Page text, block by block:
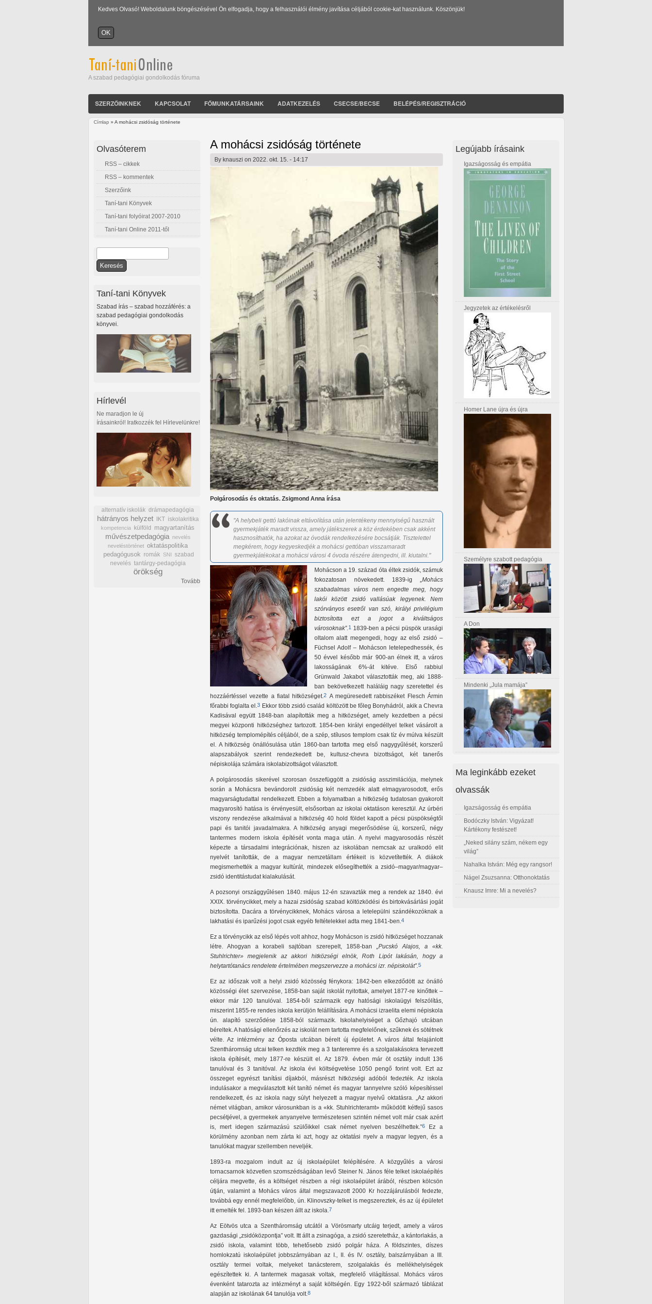
Kedves Olvasó! Weboldalunk böngészésével Ön elfogadja, hogy a felhasználói élmény javítása céljából cookie-kat használunk. Köszönjük!
A szabad pedagógiai gondolkodás fóruma
SZERZŐINKNEK KAPCSOLAT FŐMUNKATÁRSAINK ADATKEZELÉS CSECSE/BECSE BELÉPÉS/REGISZTRÁCIÓ
Címlap » A mohácsi zsidóság története
A mohácsi zsidóság története
By knauszi on 2022. okt. 15. - 14:17
Polgárosodás és oktatás. Zsigmond Anna írása
"A helybeli gettó lakóinak eltávolítása után jelentékeny mennyiségű használt
gyermekjáték maradt vissza, amely játékszerek a köz érdekében csak akként
hasznosíthatók, ha azokat az óvodák rendelkezésére bocsátják. Tisztelettel
megkérem, hogy kegyeskedjék a mohácsi gettóban visszamaradt
gyermekjátékokat a mohácsi városi 4 óvoda részére átengedni, ill. kiutalni."
Mohácson a 19. század óta éltek zsidók, számuk
fokozatosan növekedett. 1839-ig „Mohács
szabadalmas város nem engedte meg, hogy
lakói között zsidó vallásúak legyenek. Nem
szórványos esetről van szó, királyi privilégium
biztosította ezt a jogot a kiváltságos
városoknak”.1 1839-ben a pécsi püspök urasági
oltalom alatt megengedi, hogy az első zsidó –
Füchsel Adolf – Mohácson letelepedhessék, és
50 évvel később már 900-an élnek itt, a város
lakosságának 6%-át kitéve. Első rabbiul
Grünwald Jakabot választották meg, aki 1888-
ban bekövetkezett haláláig nagy szeretettel és
hozzáértéssel vezette a fiatal hitközséget.2 A megüresedett rabbiszéket Flesch Ármin
főrabbi foglalta el.3 Ekkor több zsidó család költözött be főleg Bonyhádról, akik a Chevra
Kadisával együtt 1848-ban alapították meg a hitközséget, amely kezdetben a pécsi
megyei központi hitközséghez tartozott. 1854-ben királyi engedéllyel telket vásárolt a
hitközség templomépítés céljából, de a szép, stílusos templom csak tíz év múlva készült
el. A hitközség önállósulása után 1860-ban tartotta meg első nagygyűlését, korszerű
alapszabályok szerint rendezkedett be, kultusz-chevra bizottságot, két tanerős
népiskolája számára iskolabizottságot választott.
A polgárosodás sikerével szorosan összefüggött a zsidóság asszimilációja, melynek
során a Mohácsra bevándorolt zsidóság két nemzedék alatt elmagyarosodott, erős
magyarságtudattal rendelkezett. Ebben a folyamatban a hitközség tudatosan gyakorolt
magyarosító hatása is érvényesült, elsősorban az iskolai oktatáson keresztül. Az úrbéri
viszony rendezése alkalmával a hitközség 40 hold földet kapott a pécsi püspökségtől
papi és tanitói javadalmakra. A hitközség anyagi megerősödése új, korszerű, négy
tantermes modern iskola építését vonta maga után. A nyelvi magyarosodás részét
képezte a társadalmi integrációnak, hiszen az iskolában nemcsak az uralkodó elit
nyelvét tanították, de a magyar nemzetállam értékeit is közvetítették. A diákok
megismerhették a magyar kultúrát, mindezek elősegíthették a zsidó–magyar/magyar–
zsidó identitástudat kialakulását.
A pozsonyi országgyűlésen 1840. május 12-én szavazták meg a rendek az 1840. évi
XXIX. törvénycikket, mely a hazai zsidóság szabad költözködési és birtokvásárlási jogát
biztosította. Dacára a törvénycikknek, Mohács városa a letelepülni szándékozóknak a
lakhatási és iparűzési jogot csak egyéb feltételekkel adta meg 1841-ben.4
Ez a törvénycikk az első lépés volt ahhoz, hogy Mohácson is zsidó hitközséget hozzanak
létre. Ahogyan a korabeli sajtóban szerepelt, 1858-ban „Pucskó Alajos, a «kk.
Stuhlrichter» megjelenik az akkori hitközségi elnök, Roth Lipót lakásán, hogy a
helytartótanács rendelete értelmében megszervezze a mohácsi izr. népiskolát”.5
Ez az időszak volt a helyi zsidó közösség fénykora: 1842-ben elkezdődött az önálló
közösségi élet szervezése, 1858-ban saját iskolát nyitottak, amelyet 1877-re kinőttek –
ekkor már 120 tanulóval. 1854-ből származik egy hatósági iskolaügyi felszólítás,
miszerint 1855-re rendes iskola kerüljön felállítására. A mohácsi izraelita elemi népiskola
ún. alapító szerződése 1858-ból származik. Iskolahelyiséget a Gőzhajó utcában
béreltek. A hatósági ellenőrzés az iskolát nem tartotta megfelelőnek, szűknek és sötétnek
vélte. Az intézmény az Óposta utcában bérelt új épületet. A város által felajánlott
Szentháromság utcai telken kezdték meg a 3 tanteremre és a szolgalakásokra tervezett
iskola építését, mely 1877-re készült el. Az 1879. évben már öt osztály indult 136
tanulóval és 3 tanitóval. Az iskola évi költségvetése 1050 pengő forint volt. Ezt az
összeget egyrészt tanítási díjakból, másrészt hitközségi adóból fedezték. Az iskola
indulásakor a megválasztott két tanító német és magyar tannyelvre szóló képesítéssel
rendelkezett, és az iskola nagy súlyt helyezett a magyar nyelvű oktatásra. „Az akkori
német világban, amikor városunkban is a «kk. Stuhlrichteramt» működött kétfejű sasos
pecsétjével, a gyermekek anyanyelve természetesen szintén német volt már csak azért
is, mert idegen származású szülőikkel csak német nyelven beszélhettek.”6Ez a
körülmény azonban nem zárta ki azt, hogy az oktatási nyelv a magyar legyen, és a
tanulókat magyar szellemben neveljék.
1893-ra mozgalom indult az új iskolaépület felépítésére. A közgyűlés a városi
tornacsarnok közvetlen szomszédságában levő Steiner N. János féle telket iskolaépítés
céljára megvette, és a költséget részben a régi iskolaépület árából, részben kölcsön
útján, valamint a Mohács város által megszavazott 2000 Kr hozzájárulásból fedezte,
továbbá egy ennél megfelelőbb, ún. Klinovszky-telket is megszereztek, és az új épületet
itt emelték fel. 1893-ban készen állt az iskola.7
Az Eötvös utca a Szentháromság utcától a Vörösmarty utcáig terjedt, amely a város
gazdasági „zsidóközpontja” volt. Itt állt a zsinagóga, a zsidó szeretetház, a kántorlakás, a
zsidó iskola, valamint több, tehetősebb zsidó polgár háza. A földszintes, díszes
homlokzatú iskolaépület jobbszárnyában az I., II. és IV. osztály, balszárnyában a III.
osztály termei voltak, melyeket tanácsterem, szolgalakás és mellékhelyiségek
egészítettek ki. A tantermek magasak voltak, megfelelő világítással. Mohács város
évenként tatarozta az intézményt a saját költségén. Egy 1922-ből származó táblázat
alapján az iskolának 64 tanulója volt.8
Olvasóterem
RSS – cikkek
RSS – kommentek
Szerzőink
Taní-tani Könyvek
Taní-tani folyóirat 2007-2010
Taní-tani Online 2011-től
Keresés űrlap
Taní-tani Könyvek
Szabad írás – szabad hozzáférés: a
szabad pedagógiai gondolkodás
könyvei.
Hírlevél
Ne maradjon le új
írásainkról! Iratkozzék fel Hírlevelünkre!
alternatív iskolák drámapedagógia
hátrányos helyzet IKT iskolakritika
kompetencia külföld magyartanítás
művészetpedagógia
nevelés
neveléstörténet oktatáspolitika
pedagógusok romák SNI szabad
nevelés tantárgy-pedagógia
örökség
Tovább
Legújabb írásaink
Igazságosság és empátia
Jegyzetek az értékelésről
Homer Lane újra és újra
Személyre szabott pedagógia
A Don
Mindenki „Jula mamája”
Ma leginkább ezeket
olvassák
Igazságosság és empátia
Bodóczky István: Vigyázat!
Kártékony festészet!
„Neked silány szám, nékem egy
világ”
Nahalka István: Még egy rangsor!
Nágel Zsuzsanna: Otthonoktatás
Knausz Imre: Mi a nevelés?